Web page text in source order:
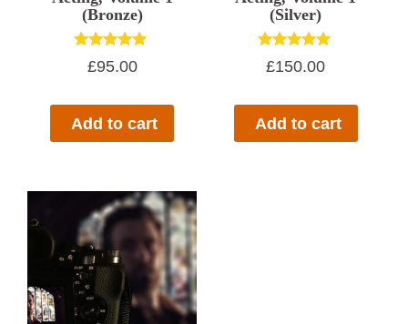
(Bronze)
Rated
5.00
£95.00
Add to cart
(Silver)
Rated
5.00
£150.00
Add to cart